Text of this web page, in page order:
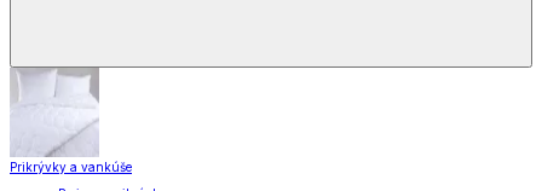
Prikrývky a vankúše